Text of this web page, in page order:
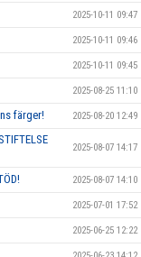
2025-10-11 09:47
2025-10-11 09:46
2025-10-11 09:45
2025-08-25 11:10
färger! 2025-08-20 12:49
2025-08-07 14:17
2025-08-07 14:10
2025-07-01 17:52
2025-06-25 12:22